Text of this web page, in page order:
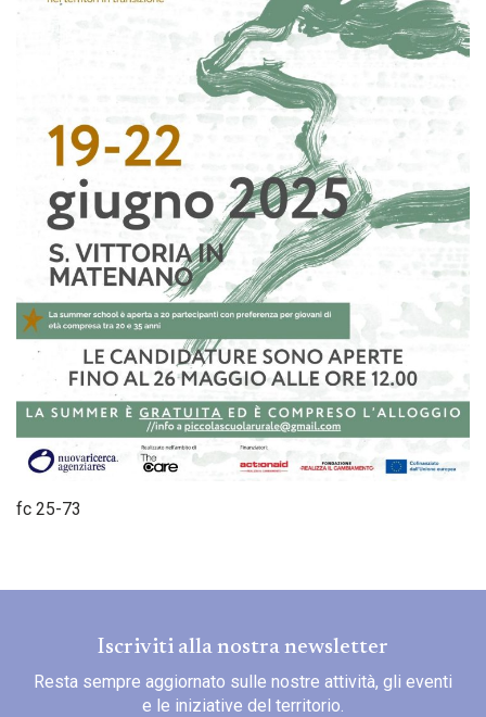
fc 25-73
Iscriviti alla nostra newsletter
Resta sempre aggiornato sulle nostre attività, gli eventi
e le iniziative del territorio.